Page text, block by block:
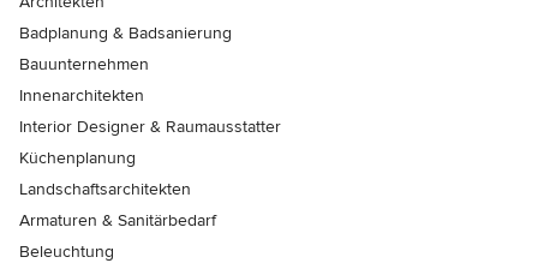
Badplanung & Badsanierung
Bauunternehmen
Innenarchitekten
Interior Designer & Raumausstatter
Küchenplanung
Landschaftsarchitekten
Armaturen & Sanitärbedarf
Beleuchtung